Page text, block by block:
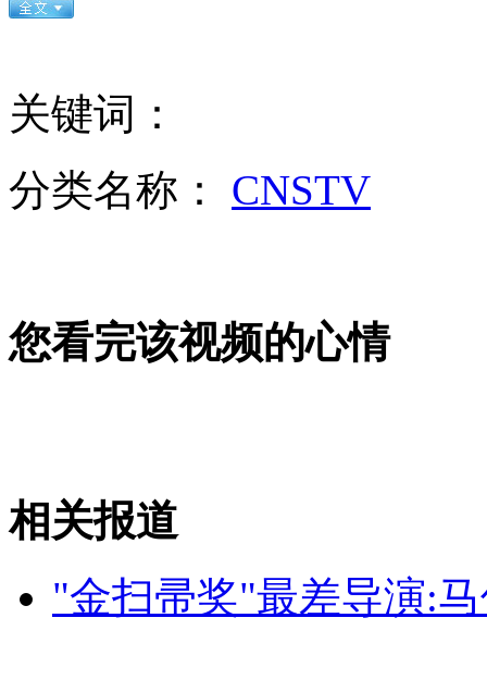
女孩北京地铁殴打老人 痛下狠手拳打脚踢
外交部：反对强权政治霸凌主义
安徽一实载49人客车翻车
关键词：
分类名称： CNSTV
您看完该视频的心情
相关报道
"金扫帚奖"最差导演: